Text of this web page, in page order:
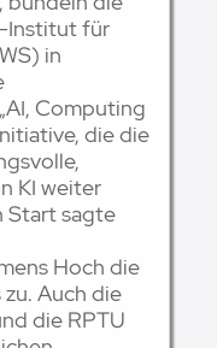
Institut für
in
Computing
die die
KI weiter
Start sagte
Hoch die
Auch die
die RPTU